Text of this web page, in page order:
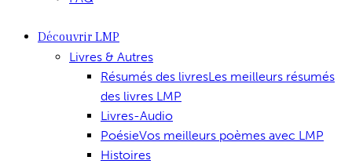
Découvrir LMP
Livres & Autres
Résumés des livresLes meilleurs résumés
des livres LMP
Livres-Audio
PoésieVos meilleurs poèmes avec LMP
Histoires